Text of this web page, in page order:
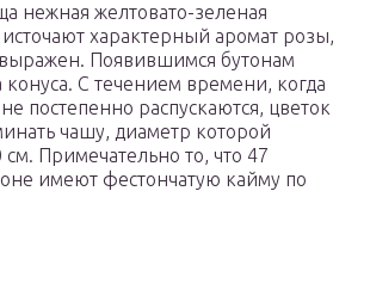
нежная желтовато-зеленая
характерный аромат розы,
Появившимся бутонам
С течением времени, когда
постепенно распускаются, цветок
чашу, диаметр которой
см. Примечательно то, что 47
имеют фестончатую кайму по